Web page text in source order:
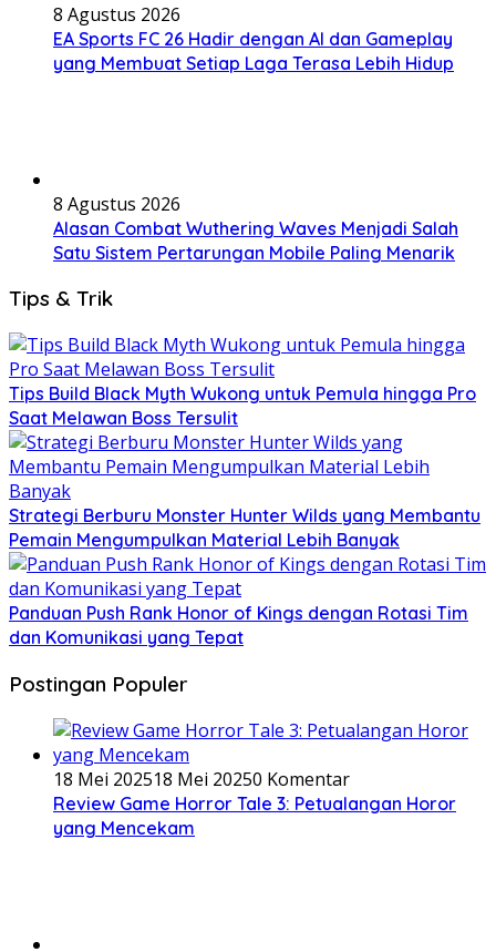
8 Agustus 2026
EA Sports FC 26 Hadir dengan AI dan Gameplay
yang Membuat Setiap Laga Terasa Lebih Hidup
8 Agustus 2026
Alasan Combat Wuthering Waves Menjadi Salah
Satu Sistem Pertarungan Mobile Paling Menarik
Tips & Trik
Tips Build Black Myth Wukong untuk Pemula hingga Pro
Saat Melawan Boss Tersulit
Strategi Berburu Monster Hunter Wilds yang Membantu
Pemain Mengumpulkan Material Lebih Banyak
Panduan Push Rank Honor of Kings dengan Rotasi Tim
dan Komunikasi yang Tepat
Postingan Populer
18 Mei 202518 Mei 20250 Komentar
Review Game Horror Tale 3: Petualangan Horor
yang Mencekam